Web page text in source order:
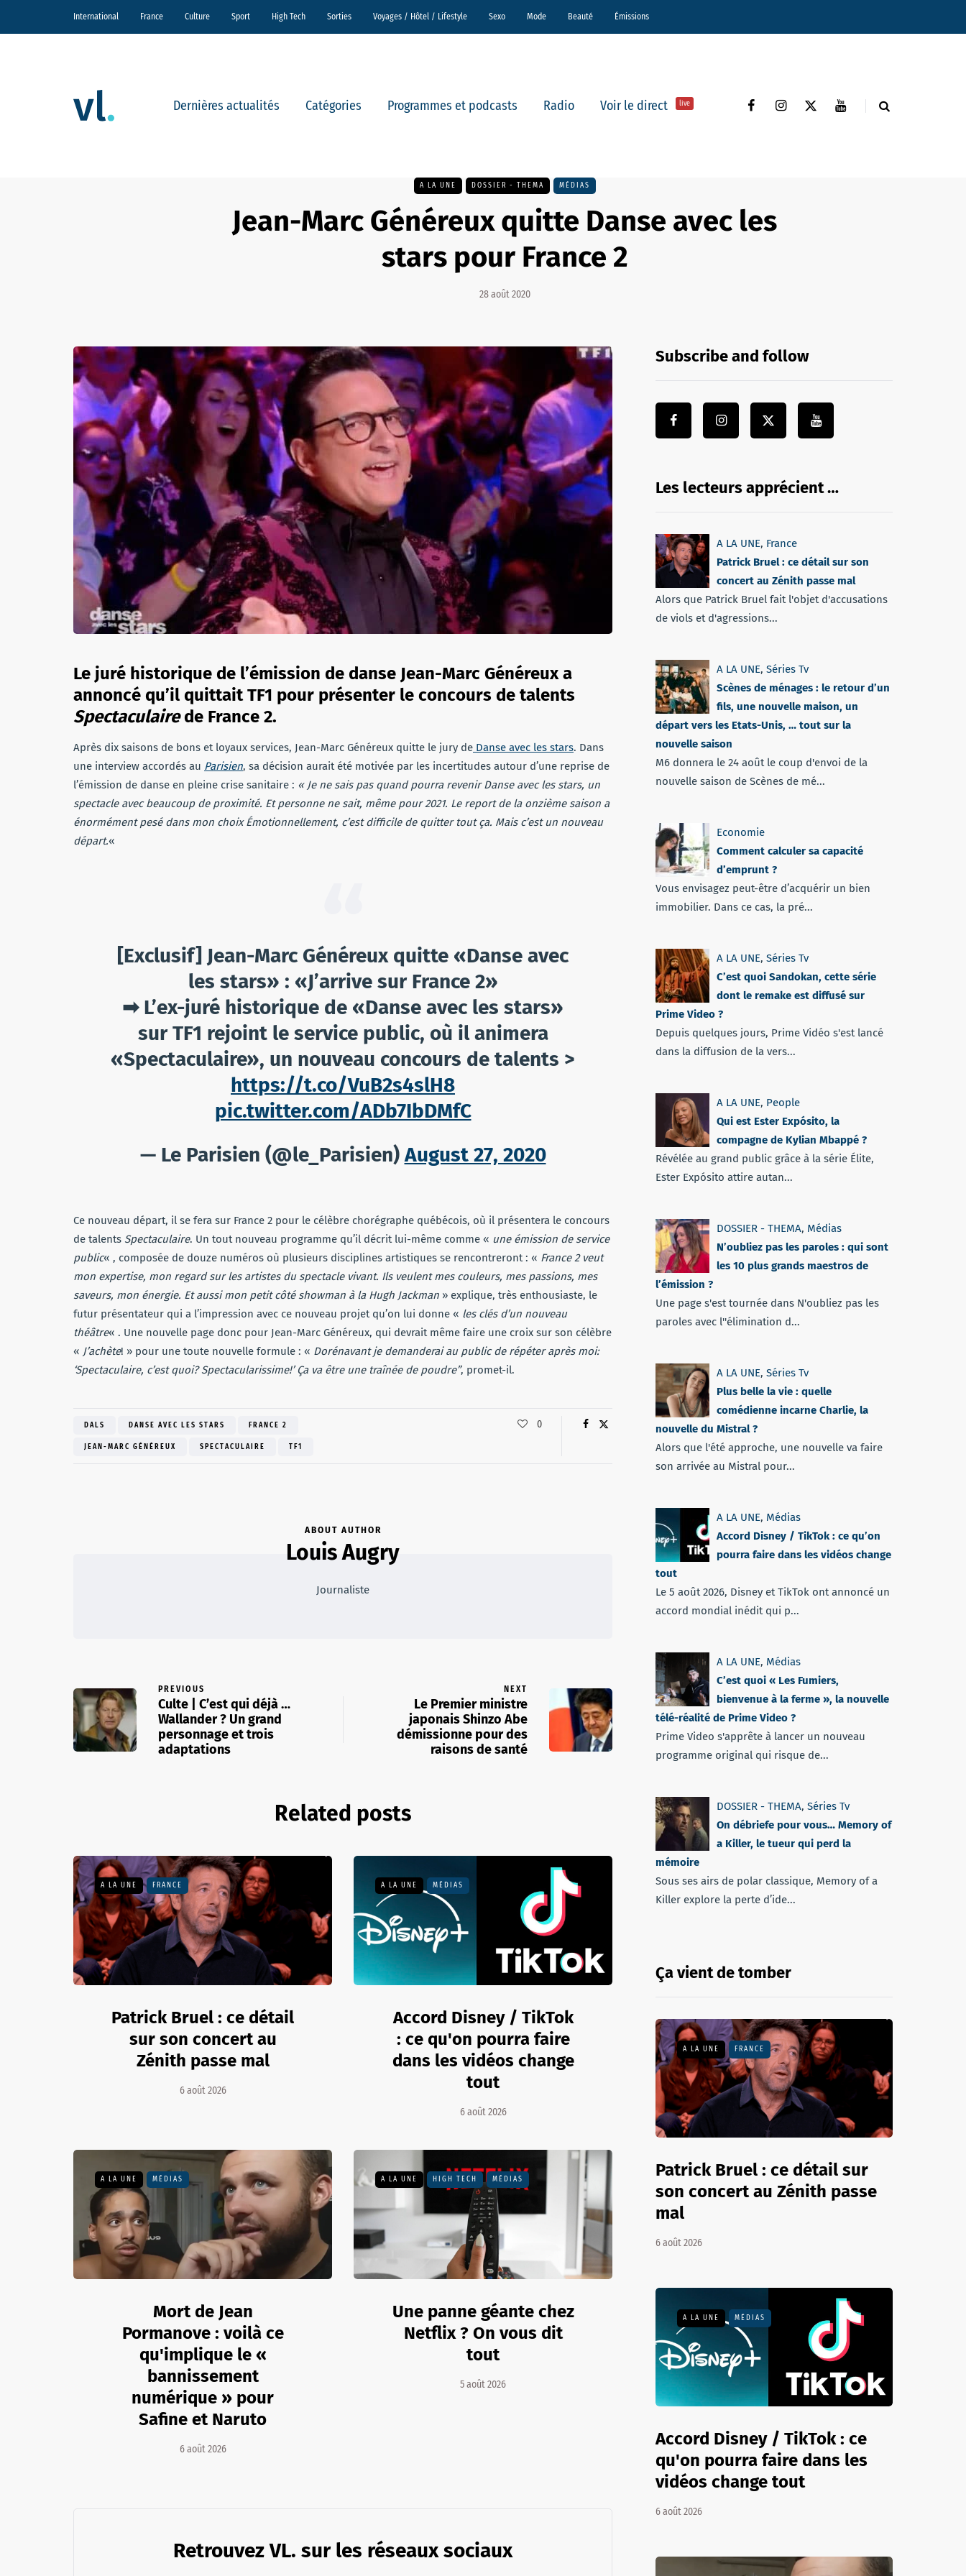
International France Culture Sport High Tech Sorties Voyages / Hôtel / Lifestyle Sexo Mode Beauté Émissions
Dernières actualités Catégories Programmes et podcasts Radio Voir le direct live
A LA UNE DOSSIER - THEMA MÉDIAS
Jean-Marc Généreux quitte Danse avec les
stars pour France 2
28 août 2020
Le juré historique de l’émission de danse Jean-Marc Généreux a
annoncé qu’il quittait TF1 pour présenter le concours de talents
Spectaculairede France 2.
Après dix saisons de bons et loyaux services, Jean-Marc Généreux quitte le jury de Danse avec les stars. Dans
une interview accordés au Parisien, sa décision aurait été motivée par les incertitudes autour d’une reprise de
l’émission de danse en pleine crise sanitaire : « Je ne sais pas quand pourra revenir Danse avec les stars, un
spectacle avec beaucoup de proximité. Et personne ne sait, même pour 2021. Le report de la onzième saison a
énormément pesé dans mon choix Émotionnellement, c’est difficile de quitter tout ça. Mais c’est un nouveau
départ.«
[Exclusif] Jean-Marc Généreux quitte «Danse avec
les stars» : «J’arrive sur France 2»
➡ L’ex-juré historique de «Danse avec les stars»
sur TF1 rejoint le service public, où il animera
«Spectaculaire», un nouveau concours de talents >
https://t.co/VuB2s4slH8
pic.twitter.com/ADb7IbDMfC
— Le Parisien (@le_Parisien)August 27, 2020
Ce nouveau départ, il se fera sur France 2 pour le célèbre chorégraphe québécois, où il présentera le concours
de talents Spectaculaire. Un tout nouveau programme qu’il décrit lui-même comme « une émission de service
public« , composée de douze numéros où plusieurs disciplines artistiques se rencontreront : « France 2 veut
mon expertise, mon regard sur les artistes du spectacle vivant. Ils veulent mes couleurs, mes passions, mes
saveurs, mon énergie. Et aussi mon petit côté showman à la Hugh Jackman » explique, très enthousiaste, le
futur présentateur qui a l’impression avec ce nouveau projet qu’on lui donne « les clés d’un nouveau
théâtre« . Une nouvelle page donc pour Jean-Marc Généreux, qui devrait même faire une croix sur son célèbre
« J’achète! » pour une toute nouvelle formule : « Dorénavant je demanderai au public de répéter après moi:
‘Spectaculaire, c’est quoi? Spectacularissime!’ Ça va être une traînée de poudre”, promet-il.
DALS DANSE AVEC LES STARS FRANCE 2
JEAN-MARC GÉNÉREUX SPECTACULAIRE TF1
0
ABOUT AUTHOR
Louis Augry
Journaliste
PREVIOUS
Culte | C’est qui déjà …
Wallander ? Un grand
personnage et trois
adaptations
NEXT
Le Premier ministre
japonais Shinzo Abe
démissionne pour des
raisons de santé
Related posts
A LA UNE FRANCE
Patrick Bruel : ce détail
sur son concert au
Zénith passe mal
6 août 2026
A LA UNE MÉDIAS
Accord Disney / TikTok
: ce qu'on pourra faire
dans les vidéos change
tout
6 août 2026
A LA UNE MÉDIAS
Mort de Jean
Pormanove : voilà ce
qu'implique le «
bannissement
numérique » pour
Safine et Naruto
6 août 2026
A LA UNE HIGH TECH MÉDIAS
Une panne géante chez
Netflix ? On vous dit
tout
5 août 2026
Retrouvez VL. sur les réseaux sociaux
Subscribe and follow
Les lecteurs apprécient …
A LA UNE, France
Patrick Bruel : ce détail sur son
concert au Zénith passe mal
Alors que Patrick Bruel fait l'objet d'accusations
de viols et d'agressions...
A LA UNE, Séries Tv
Scènes de ménages : le retour d’un
fils, une nouvelle maison, un
départ vers les Etats-Unis, … tout sur la
nouvelle saison
M6 donnera le 24 août le coup d'envoi de la
nouvelle saison de Scènes de mé...
Economie
Comment calculer sa capacité
d’emprunt ?
Vous envisagez peut-être d’acquérir un bien
immobilier. Dans ce cas, la pré...
A LA UNE, Séries Tv
C’est quoi Sandokan, cette série
dont le remake est diffusé sur
Prime Video ?
Depuis quelques jours, Prime Vidéo s'est lancé
dans la diffusion de la vers...
A LA UNE, People
Qui est Ester Expósito, la
compagne de Kylian Mbappé ?
Révélée au grand public grâce à la série Élite,
Ester Expósito attire autan...
DOSSIER - THEMA, Médias
N’oubliez pas les paroles : qui sont
les 10 plus grands maestros de
l’émission ?
Une page s'est tournée dans N'oubliez pas les
paroles avec l''élimination d...
A LA UNE, Séries Tv
Plus belle la vie : quelle
comédienne incarne Charlie, la
nouvelle du Mistral ?
Alors que l'été approche, une nouvelle va faire
son arrivée au Mistral pour...
A LA UNE, Médias
Accord Disney / TikTok : ce qu’on
pourra faire dans les vidéos change
tout
Le 5 août 2026, Disney et TikTok ont annoncé un
accord mondial inédit qui p...
A LA UNE, Médias
C’est quoi « Les Fumiers,
bienvenue à la ferme », la nouvelle
télé-réalité de Prime Video ?
Prime Video s'apprête à lancer un nouveau
programme original qui risque de...
DOSSIER - THEMA, Séries Tv
On débriefe pour vous… Memory of
a Killer, le tueur qui perd la
mémoire
Sous ses airs de polar classique, Memory of a
Killer explore la perte d’ide...
Ça vient de tomber
A LA UNE FRANCE
Patrick Bruel : ce détail sur
son concert au Zénith passe
mal
6 août 2026
A LA UNE MÉDIAS
Accord Disney / TikTok : ce
qu'on pourra faire dans les
vidéos change tout
6 août 2026